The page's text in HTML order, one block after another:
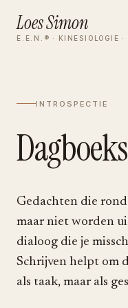
Loes Simon
E.E.N.® · KINESIOLOGIE ·
INTROSPECTIE
Gedachten die
maar niet worden
dialoog die je
Schrijven helpt om
als taak, maar als